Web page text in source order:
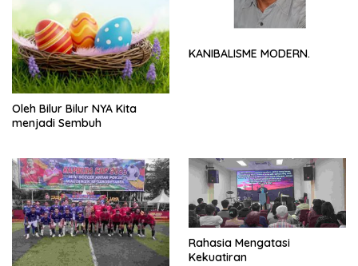
Oleh Bilur Bilur NYA Kita
menjadi Sembuh
KANIBALISME MODERN.
Rahasia Mengatasi
Kekuatiran